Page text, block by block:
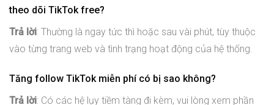
theo dõi TikTok free?
Trả lời: Thường là ngay tức thì hoặc sau vài phút, tùy thuộc
vào từng trang web và tình trạng hoạt động của hệ thống.
Tăng follow TikTok miễn phí có bị sao không?
Trả lời: Có các hệ lụy tiềm tàng đi kèm, vui lòng xem phần